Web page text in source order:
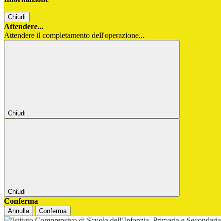
Chiudi
Attendere...
Attendere il completamento dell'operazione...
Chiudi
Chiudi
Conferma
Annulla Conferma